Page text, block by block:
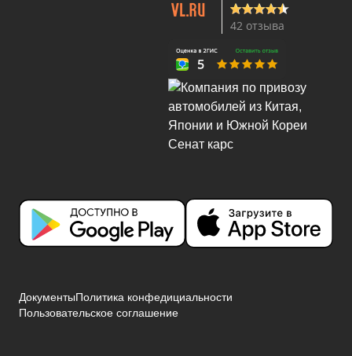
42 отзыва
ДокументыПолитика конфедициальности
Пользовательское соглашение